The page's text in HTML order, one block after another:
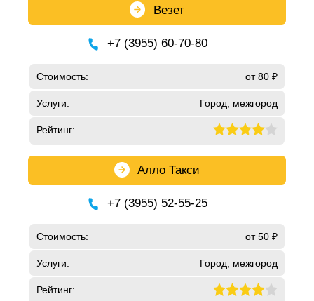
Везет
+7 (3955) 60-70-80
Стоимость: от 80 ₽
Услуги: Город, межгород
Рейтинг:
Алло Такси
+7 (3955) 52-55-25
Стоимость: от 50 ₽
Услуги: Город, межгород
Рейтинг: